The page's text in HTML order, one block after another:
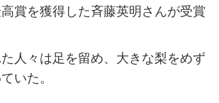
賞を獲得した斉藤英明さんが受賞
人々は足を留め、大きな梨をめず
いた。